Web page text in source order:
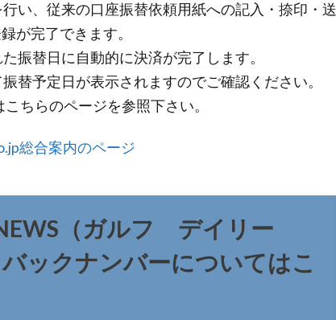
い、従来の口座振替依頼用紙への記入・捺印・送
が完了できます。
振替日に自動的に決済が完了します。
替予定日が表示されますのでご確認ください。
ちらのページを参照下さい。
総合案内のページ
（ガルフ デイリー
ックナンバーについてはこ